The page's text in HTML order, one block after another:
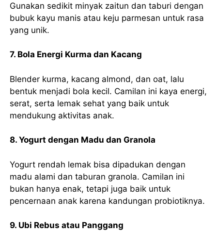
Gunakan sedikit minyak zaitun dan taburi dengan
bubuk kayu manis atau keju parmesan untuk rasa
yang unik.
7. Bola Energi Kurma dan Kacang
Blender kurma, kacang almond, dan oat, lalu
bentuk menjadi bola kecil. Camilan ini kaya energi,
serat, serta lemak sehat yang baik untuk
mendukung aktivitas anak.
8. Yogurt dengan Madu dan Granola
Yogurt rendah lemak bisa dipadukan dengan
madu alami dan taburan granola. Camilan ini
bukan hanya enak, tetapi juga baik untuk
pencernaan anak karena kandungan probiotiknya.
9. Ubi Rebus atau Panggang